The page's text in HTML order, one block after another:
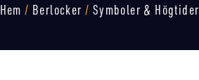
Hem / Berlocker / Symboler & Högtider